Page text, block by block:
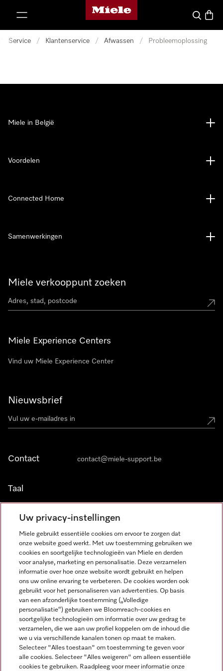
Miele homepage
Wat zoek
Service / Klantenservice / Afwassen / Probleemoplossing
Miele verkooppunt zoeken
Miele Experience Centers
Vind uw Miele Experience Center
Nieuwsbrief
Contact contact@miele-support.be
Taal
NEDERLANDS
Miele in België
Voordelen
Connected Home
Samenwerkingen
Wettelijke Informatie
Algemene voorwaarden
Privacybeleid
Miele op Facebook
Miele op Youtube
Miele op Instagram
Miele op Pinterest
Uw privacy-instellingen
Miele gebruikt essentiële cookies om ervoor te zorgen dat
onze website goed werkt. Met uw toestemming gebruiken we
cookies en soortgelijke technologieën van Miele en derden
voor analyse, marketing en personalisatie. Deze verzamelen
informatie over hoe onze website wordt gebruikt en helpen
ons uw online ervaring te verbeteren. De cookies worden ook
gebruikt voor het personaliseren van advertenties. Op basis
van een afzonderlijke toestemming („Volledige
personalisatie“) gebruiken we Bloomreach-cookies en
soortgelijke technologieën om informatie over uw gedrag te
verzamelen, die we aan uw profiel koppelen om de inhoud die
we u via verschillende kanalen tonen op maat te maken.
Selecteer "Alles toestaan" om toestemming te geven voor
alle cookies. Selecteer "Alles weigeren" om alleen essentiële
cookies te gebruiken. Raadpleeg voor meer informatie onze